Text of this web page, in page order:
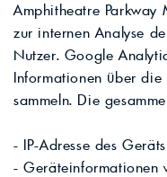
Amphitheatre
zur internen Analyse
Nutzer. Google
Informationen über die
sammeln. Die
- IP-Adresse des
- Geräteinformationen